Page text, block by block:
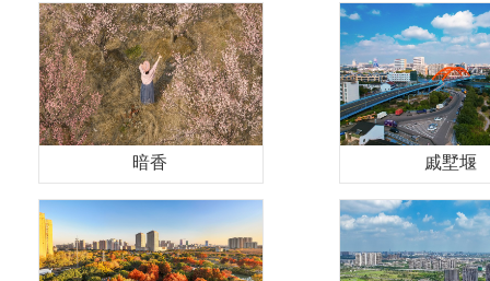
暗香 戚墅堰